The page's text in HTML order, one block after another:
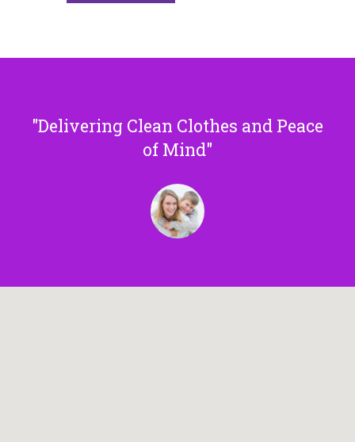
Delivering Clean Clothes and Peace
of Mind